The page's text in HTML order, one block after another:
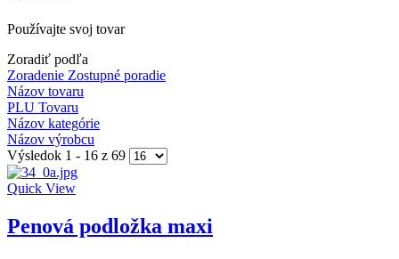
Používajte svoj tovar
Zoradiť podľa
Zoradenie Zostupné poradie
Názov tovaru
PLU Tovaru
Názov kategórie
Názov výrobcu
Výsledok 1 - 16 z 69
Quick View
Penová podložka maxi